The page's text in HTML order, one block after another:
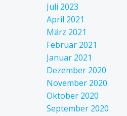
Juli 2023
April 2021
März 2021
Februar 2021
Januar 2021
Dezember 2020
November 2020
Oktober 2020
September 2020